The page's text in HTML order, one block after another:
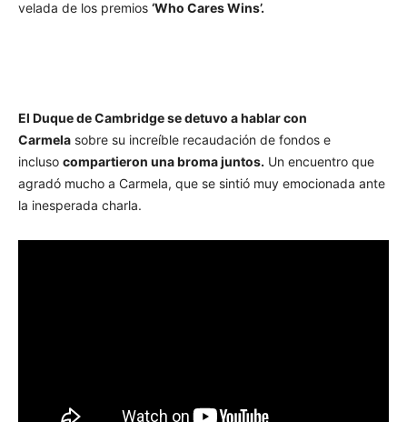
velada de los premios ‘Who Cares Wins’.
El Duque de Cambridge se detuvo a hablar con
Carmela sobre su increíble recaudación de fondos e
incluso compartieron una broma juntos. Un encuentro que
agradó mucho a Carmela, que se sintió muy emocionada ante
la inesperada charla.